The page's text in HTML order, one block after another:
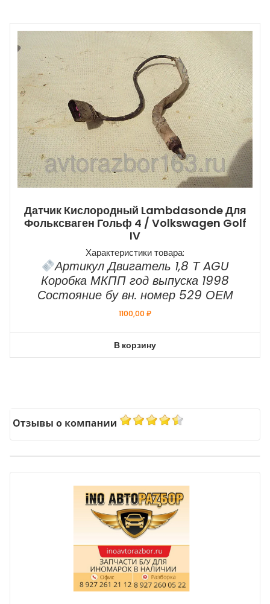
Датчик Кислородный Lambdasonde Для
Фольксваген Гольф 4 / Volkswagen Golf
IV
Характеристики товара:
Артикул Двигатель 1,8 Т AGU
Коробка МКПП год выпуска 1998
Состояние бу вн. номер 529 ОЕМ
1100,00₽
В корзину